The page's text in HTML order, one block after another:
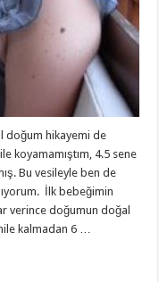
doğum hikayemi de
koyamamıştım, 4.5 sene
Bu vesileyle ben de
İlk bebeğimin
verince doğumun doğal
kalmadan 6 …